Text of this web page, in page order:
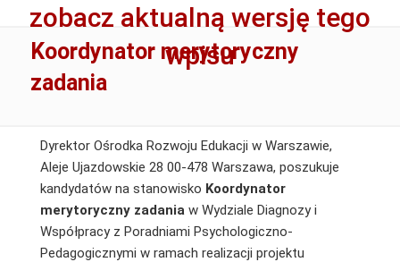
zobacz aktualną wersję tego
wpisu
Koordynator merytoryczny
zadania
Dyrektor Ośrodka Rozwoju Edukacji w Warszawie,
Aleje Ujazdowskie 28 00-478 Warszawa, poszukuje
kandydatów na stanowisko Koordynator
merytoryczny zadania w Wydziale Diagnozy i
Współpracy z Poradniami Psychologiczno-
Pedagogicznymi w ramach realizacji projektu